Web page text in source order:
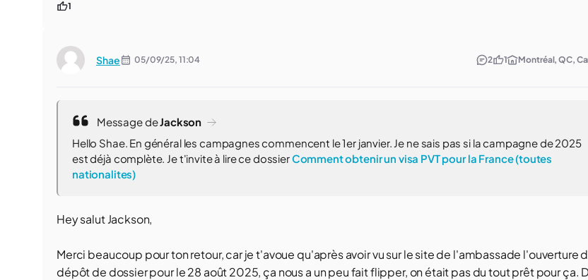
1
Shae 05/09/25, 11:04 2 1 Montréal, QC,
Message deJackson
Hello Shae. En général les campagnes commencent le 1er janvier. Je ne sais pas si la campagne de 2025
est déjà complète. Je t'invite à lire ce dossierComment obtenir un visa PVT pour la France (toutes
nationalites)
Hey salut Jackson,
Merci beaucoup pour ton retour, car je t'avoue qu'après avoir vu sur le site de l'ambassade l'ouverture
dépôt de dossier pour le 28 août 2025, ça nous a un peu fait flipper, on était pas du tout prêt pour ça.